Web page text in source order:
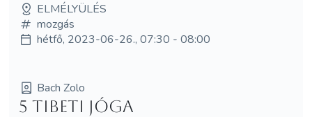
ELMÉLYÜLÉS
mozgás
hétfő, 2023-06-26., 07:30 - 08:00
Bach Zolo
5 tibeti jóga